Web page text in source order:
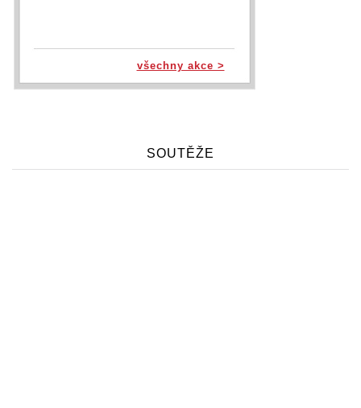
všechny akce >
SOUTĚŽE